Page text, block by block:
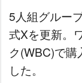
5人組グルー
式Xを更新。
ク(WBC)で
した。